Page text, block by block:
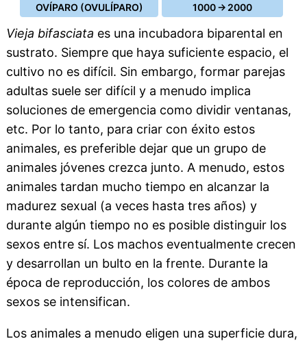
OVÍPARO (OVULÍPARO)
1000 → 2000
Vieja bifasciata es una incubadora biparental en
sustrato. Siempre que haya suficiente espacio, el
cultivo no es difícil. Sin embargo, formar parejas
adultas suele ser difícil y a menudo implica
soluciones de emergencia como dividir ventanas,
etc. Por lo tanto, para criar con éxito estos
animales, es preferible dejar que un grupo de
animales jóvenes crezca junto. A menudo, estos
animales tardan mucho tiempo en alcanzar la
madurez sexual (a veces hasta tres años) y
durante algún tiempo no es posible distinguir los
sexos entre sí. Los machos eventualmente crecen
y desarrollan un bulto en la frente. Durante la
época de reproducción, los colores de ambos
sexos se intensifican.
Los animales a menudo eligen una superficie dura,